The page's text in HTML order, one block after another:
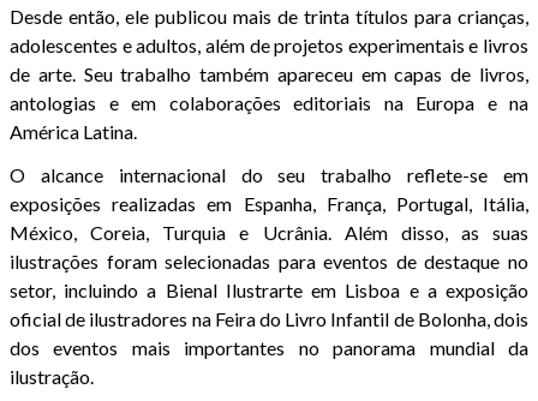
Desde então, ele publicou mais de trinta títulos para crianças,
adolescentes e adultos, além de projetos experimentais e livros
de arte. Seu trabalho também apareceu em capas de livros,
antologias e em colaborações editoriais na Europa e na
América Latina.
O alcance internacional do seu trabalho reflete-se em
exposições realizadas em Espanha, França, Portugal, Itália,
México, Coreia, Turquia e Ucrânia. Além disso, as suas
ilustrações foram selecionadas para eventos de destaque no
setor, incluindo a Bienal Ilustrarte em Lisboa e a exposição
oficial de ilustradores na Feira do Livro Infantil de Bolonha, dois
dos eventos mais importantes no panorama mundial da
ilustração.